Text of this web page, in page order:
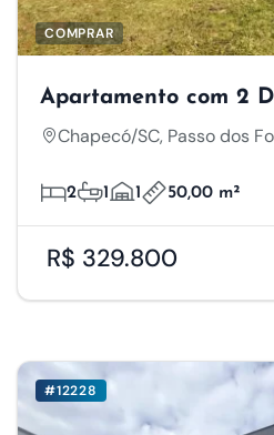
COMPRAR
Apartamento com 2
Chapecó/SC, Passo dos
2 1 1 50,00 m²
R$ 329.800
#12228